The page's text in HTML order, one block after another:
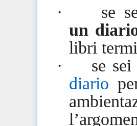
·
se
un
libri
·
se sei
diario